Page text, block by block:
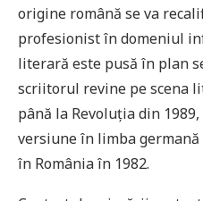
origine română se va
profesionist în domeniul
literară este pusă în plan
scriitorul revine pe scena
până la Revoluţia din
versiune în limba
în România în 1982.